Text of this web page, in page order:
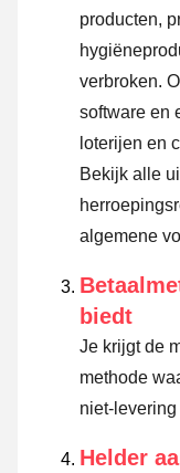
producten,
verbroken.
software en
loterijen en
Bekijk alle
algemene
biedt
Je krijgt de
methode
niet-
Helder